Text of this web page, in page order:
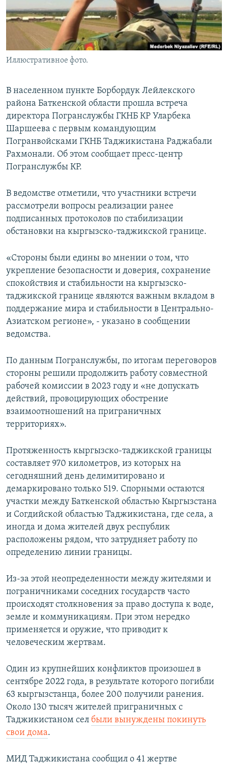
Иллюстративное фото.
В населенном пункте Борбордук Лейлекского
района Баткенской области прошла встреча
директора Погранслужбы ГКНБ КР Уларбека
Шаршеева с первым командующим
Погранвойсками ГКНБ Таджикистана Раджабали
Рахмонали. Об этом сообщает пресс-центр
Погранслужбы КР.
В ведомстве отметили, что участники встречи
рассмотрели вопросы реализации ранее
подписанных протоколов по стабилизации
обстановки на кыргызско-таджикской границе.
«Стороны были едины во мнении о том, что
укрепление безопасности и доверия, сохранение
спокойствия и стабильности на кыргызско-
таджикской границе являются важным вкладом в
поддержание мира и стабильности в Центрально-
Азиатском регионе», - указано в сообщении
ведомства.
По данным Погранслужбы, по итогам переговоров
стороны решили продолжить работу совместной
рабочей комиссии в 2023 году и «не допускать
действий, провоцирующих обострение
взаимоотношений на приграничных
территориях».
Протяженность кыргызско-таджикской границы
составляет 970 километров, из которых на
сегодняшний день делимитировано и
демаркировано только 519. Спорными остаются
участки между Баткенской областью Кыргызстана
и Согдийской областью Таджикистана, где села, а
иногда и дома жителей двух республик
расположены рядом, что затрудняет работу по
определению линии границы.
Из-за этой неопределенности между жителями и
пограничниками соседних государств часто
происходят столкновения за право доступа к воде,
земле и коммуникациям. При этом нередко
применяется и оружие, что приводит к
человеческим жертвам.
Один из крупнейших конфликтов произошел в
сентябре 2022 года, в результате которого погибли
63 кыргызстанца, более 200 получили ранения.
Около 130 тысяч жителей приграничных с
Таджикистаном сел были вынуждены покинуть
свои дома.
МИД Таджикистана сообщил о 41 жертве